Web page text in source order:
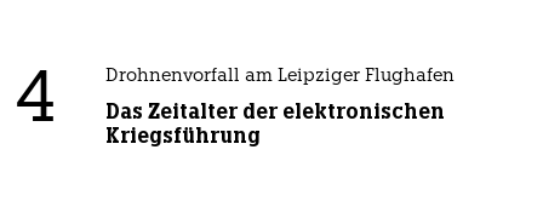
4 Drohnenvorfall am Leipziger Flughafen
Das Zeitalter der elektronischen
Kriegsführung